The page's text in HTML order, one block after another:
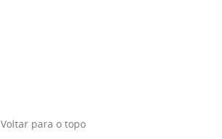
Voltar para o topo